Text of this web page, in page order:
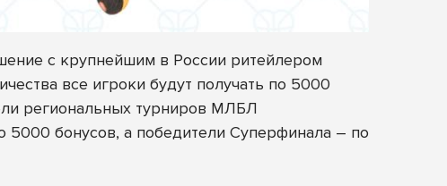
с крупнейшим в России ритейлером
все игроки будут получать по 5000
региональных турниров МЛБЛ
5000 бонусов, а победители Суперфинала – по